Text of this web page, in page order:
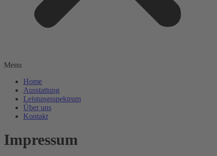
Menu
Home
Ausstattung
Leistungsspektrum
Über uns
Kontakt
Impressum